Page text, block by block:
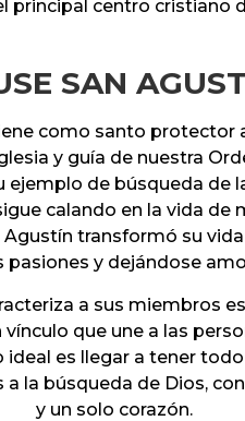
principal centro cristiano
SAN
como santo protector
y guía de nuestra
ejemplo de búsqueda de
calando en la vida de
Agustín transformó su
pasiones y dejándose
a sus miembros
vínculo que une a las
ideal es llegar a tener
la búsqueda de Dios,
y un solo corazón.